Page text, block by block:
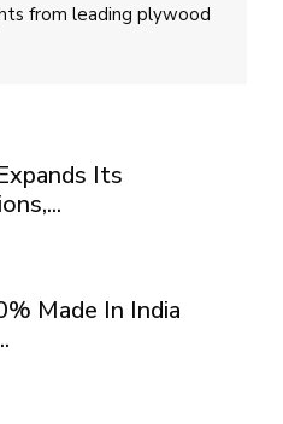
from leading plywood
Its
Made In India